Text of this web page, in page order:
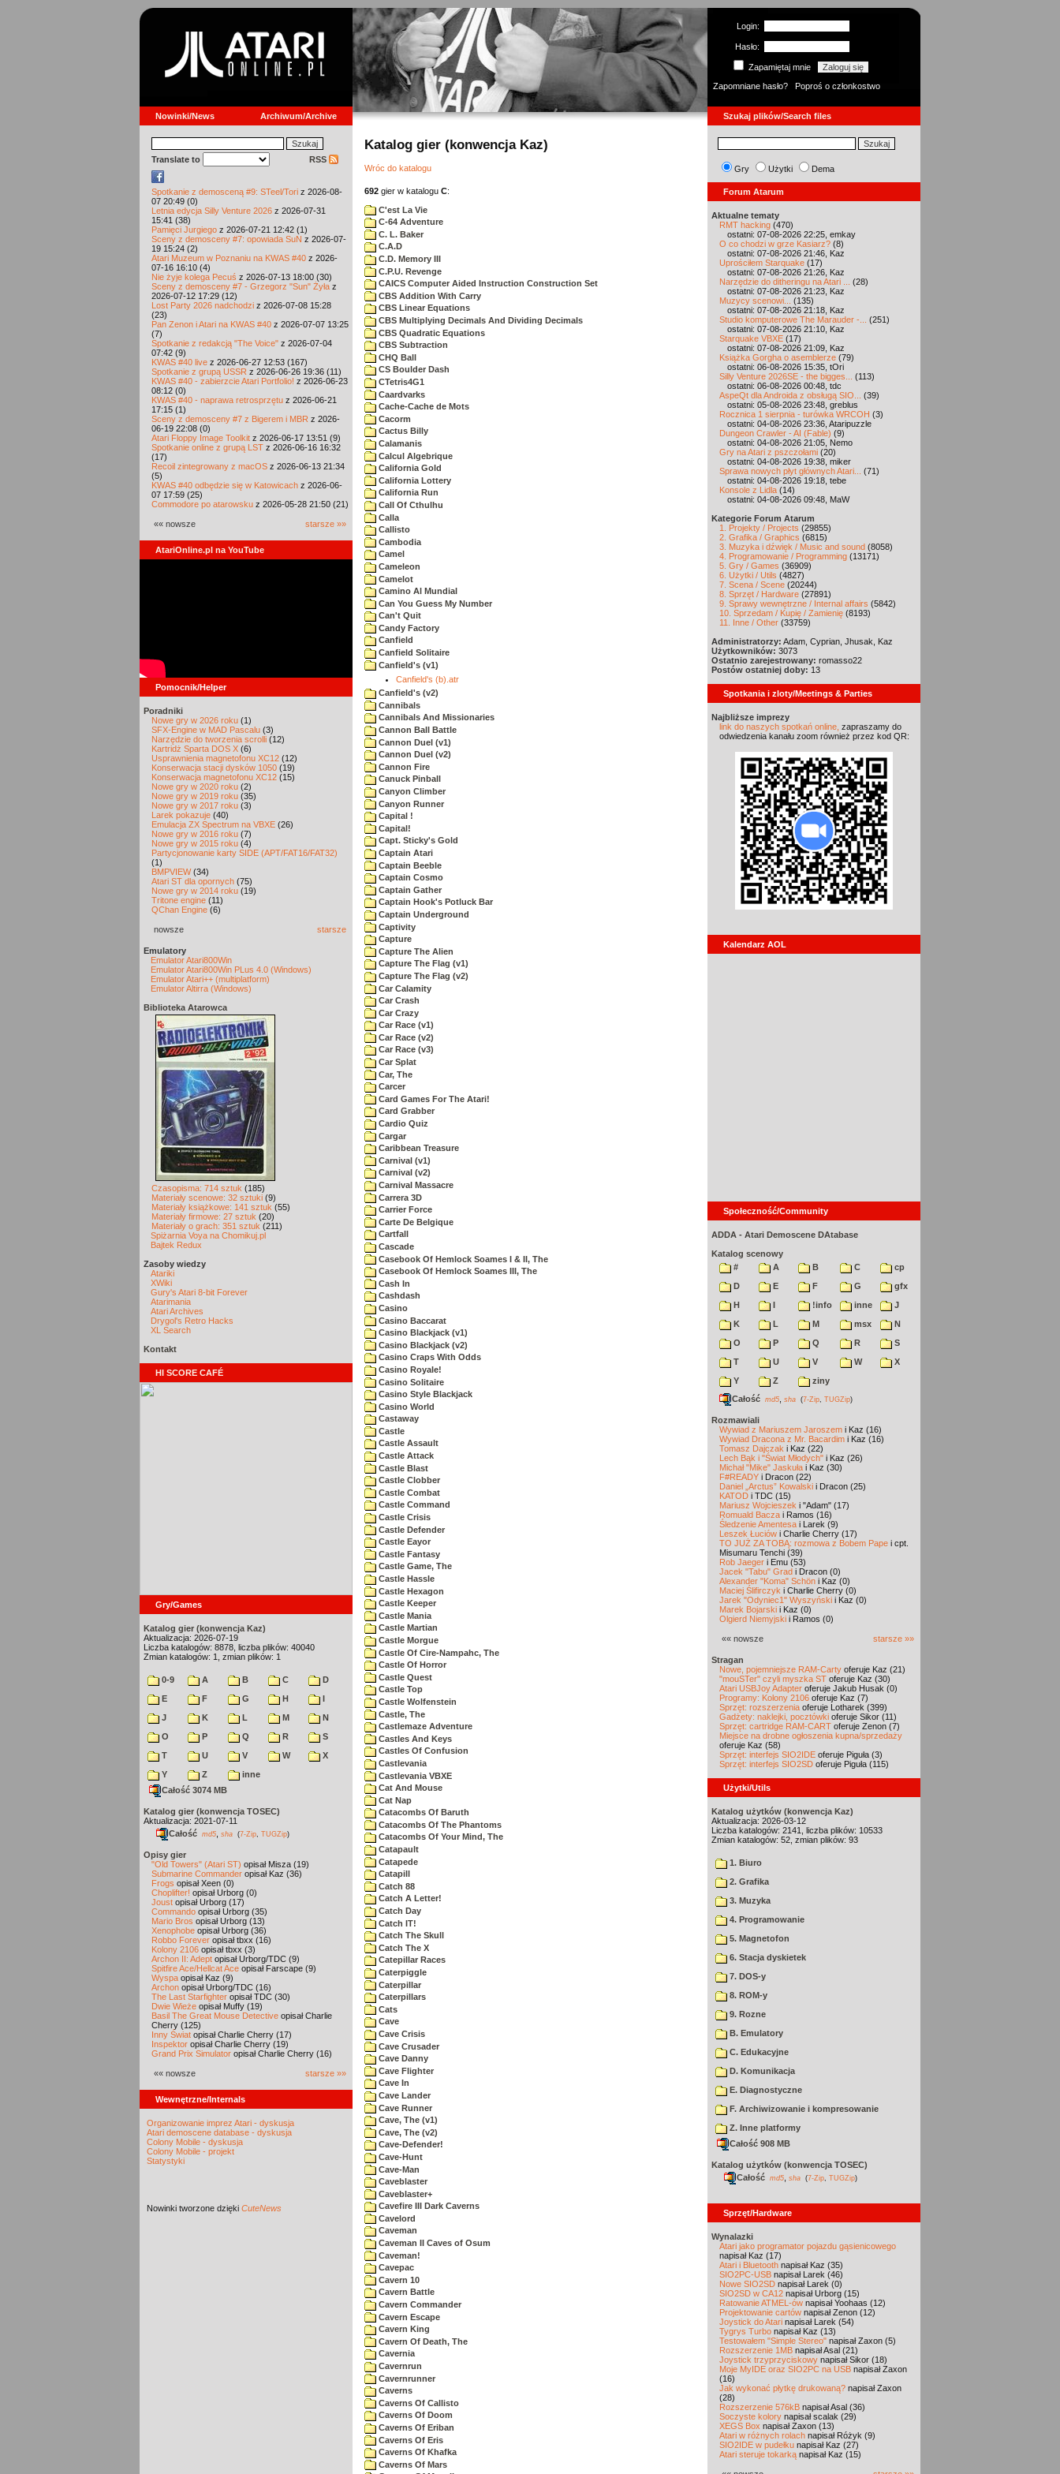
Login:
Hasło:
Zapamiętaj mnie
Zapomniane hasło?
Poproś o członkostwo
Nowinki/News Archiwum/Archive Szukaj plików/Search files
Translate to RSS
Spotkanie z demosceną #9: STeel/Tori z 2026-08-
07 20:49 (0)
Letnia edycja Silly Venture 2026 z 2026-07-31
15:41 (38)
Pamięci Jurgiego z 2026-07-21 12:42 (1)
Sceny z demosceny #7: opowiada SuN z 2026-07-
19 15:24 (2)
Atari Muzeum w Poznaniu na KWAS #40 z 2026-
07-16 16:10 (4)
Nie żyje kolega Pecuś z 2026-07-13 18:00 (30)
Sceny z demosceny #7 - Grzegorz "Sun" Żyła z
2026-07-12 17:29 (12)
Lost Party 2026 nadchodzi z 2026-07-08 15:28
(23)
Pan Zenon i Atari na KWAS #40 z 2026-07-07 13:25
(7)
Spotkanie z redakcją "The Voice" z 2026-07-04
07:42 (9)
KWAS #40 live z 2026-06-27 12:53 (167)
Spotkanie z grupą USSR z 2026-06-26 19:36 (11)
KWAS #40 - zabierzcie Atari Portfolio! z 2026-06-23
08:12 (0)
KWAS #40 - naprawa retrosprzętu z 2026-06-21
17:15 (1)
Sceny z demosceny #7 z Bigerem i MBR z 2026-
06-19 22:08 (0)
Atari Floppy Image Toolkit z 2026-06-17 13:51 (9)
Spotkanie online z grupą LST z 2026-06-16 16:32
(17)
Recoil zintegrowany z macOS z 2026-06-13 21:34
(5)
KWAS #40 odbędzie się w Katowicach z 2026-06-
07 17:59 (25)
Commodore po atarowsku z 2026-05-28 21:50 (21)
«« nowsze starsze »»
AtariOnline.pl na YouTube
Pomocnik/Helper
Poradniki
Nowe gry w 2026 roku (1)
SFX-Engine w MAD Pascalu (3)
Narzędzie do tworzenia scrolli (12)
Kartridż Sparta DOS X (6)
Usprawnienia magnetofonu XC12 (12)
Konserwacja stacji dysków 1050 (19)
Konserwacja magnetofonu XC12 (15)
Nowe gry w 2020 roku (2)
Nowe gry w 2019 roku (35)
Nowe gry w 2017 roku (3)
Larek pokazuje (40)
Emulacja ZX Spectrum na VBXE (26)
Nowe gry w 2016 roku (7)
Nowe gry w 2015 roku (4)
Partycjonowanie karty SIDE (APT/FAT16/FAT32)
(1)
BMPVIEW(34)
Atari ST dla opornych (75)
Nowe gry w 2014 roku (19)
Tritone engine (11)
QChan Engine (6)
nowsze starsze
Emulatory
Emulator Atari800Win
Emulator Atari800Win PLus 4.0 (Windows)
Emulator Atari++ (multiplatform)
Emulator Altirra (Windows)
Biblioteka Atarowca
Czasopisma: 714 sztuk (185)
Materiały scenowe: 32 sztuki (9)
Materiały książkowe: 141 sztuk (55)
Materiały firmowe: 27 sztuk (20)
Materiały o grach: 351 sztuk (211)
Spiżarnia Voya na Chomikuj.pl
Bajtek Redux
Zasoby wiedzy
Atariki
XWiki
Gury's Atari 8-bit Forever
Atarimania
Atari Archives
Drygol's Retro Hacks
XL Search
Kontakt
HI SCORE CAFÉ
Gry/Games
Katalog gier (konwencja Kaz)
Aktualizacja: 2026-07-19
Liczba katalogów: 8878, liczba plików: 40040
Zmian katalogów: 1, zmian plików: 1
0-9 A B C
D
E
F G H
I
J
K L M
N
O
P Q R
S
T
U V W
X
Y
Z
inne
Całość 3074 MB
Katalog gier (konwencja TOSEC)
Aktualizacja: 2021-07-11
Całość md5 sha (7-Zip TUGZip)
Opisy gier
"Old Towers" (Atari ST) opisał Misza (19)
Submarine Commander opisał Kaz (36)
Frogs opisał Xeen (0)
Choplifter! opisał Urborg (0)
Joust opisał Urborg (17)
Commando opisał Urborg (35)
Mario Bros opisał Urborg (13)
Xenophobe opisał Urborg (36)
Robbo Forever opisał tbxx (16)
Kolony 2106 opisał tbxx (3)
Archon II: Adept opisał Urborg/TDC (9)
Spitfire Ace/Hellcat Ace opisał Farscape (9)
Wyspa opisał Kaz (9)
Archon opisał Urborg/TDC (16)
The Last Starfighter opisał TDC (30)
Dwie Wieże opisał Muffy (19)
Basil The Great Mouse Detective opisał Charlie
Cherry (125)
Inny Świat opisał Charlie Cherry (17)
Inspektor opisał Charlie Cherry (19)
Grand Prix Simulator opisał Charlie Cherry (16)
«« nowsze starsze »»
Wewnętrzne/Internals
Organizowanie imprez Atari - dyskusja
Atari demoscene database - dyskusja
Colony Mobile - dyskusja
Colony Mobile - projekt
Statystyki
Nowinki tworzone dzięki CuteNews
Katalog gier (konwencja Kaz)
Wróc do katalogu
692 gier w katalogu C:
C'est La Vie
C-64 Adventure
C. L. Baker
C.A.D
C.D. Memory III
C.P.U. Revenge
CAICS Computer Aided Instruction Construction Set
CBS Addition With Carry
CBS Linear Equations
CBS Multiplying Decimals And Dividing Decimals
CBS Quadratic Equations
CBS Subtraction
CHQ Ball
CS Boulder Dash
CTetris4G1
Caardvarks
Cache-Cache de Mots
Cacorm
Cactus Billy
Calamanis
Calcul Algebrique
California Gold
California Lottery
California Run
Call Of Cthulhu
Calla
Callisto
Cambodia
Camel
Cameleon
Camelot
Camino Al Mundial
Can You Guess My Number
Can't Quit
Candy Factory
Canfield
Canfield Solitaire
Canfield's (v1)
Canfield's (b).atr
Canfield's (v2)
Cannibals
Cannibals And Missionaries
Cannon Ball Battle
Cannon Duel (v1)
Cannon Duel (v2)
Cannon Fire
Canuck Pinball
Canyon Climber
Canyon Runner
Capital !
Capital!
Capt. Sticky's Gold
Captain Atari
Captain Beeble
Captain Cosmo
Captain Gather
Captain Hook's Potluck Bar
Captain Underground
Captivity
Capture
Capture The Alien
Capture The Flag (v1)
Capture The Flag (v2)
Car Calamity
Car Crash
Car Crazy
Car Race (v1)
Car Race (v2)
Car Race (v3)
Car Splat
Car, The
Carcer
Card Games For The Atari!
Card Grabber
Cardio Quiz
Cargar
Caribbean Treasure
Carnival (v1)
Carnival (v2)
Carnival Massacre
Carrera 3D
Carrier Force
Carte De Belgique
Cartfall
Cascade
Casebook Of Hemlock Soames I & II, The
Casebook Of Hemlock Soames III, The
Cash In
Cashdash
Casino
Casino Baccarat
Casino Blackjack (v1)
Casino Blackjack (v2)
Casino Craps With Odds
Casino Royale!
Casino Solitaire
Casino Style Blackjack
Casino World
Castaway
Castle
Castle Assault
Castle Attack
Castle Blast
Castle Clobber
Castle Combat
Castle Command
Castle Crisis
Castle Defender
Castle Eayor
Castle Fantasy
Castle Game, The
Castle Hassle
Castle Hexagon
Castle Keeper
Castle Mania
Castle Martian
Castle Morgue
Castle Of Cire-Nampahc, The
Castle Of Horror
Castle Quest
Castle Top
Castle Wolfenstein
Castle, The
Castlemaze Adventure
Castles And Keys
Castles Of Confusion
Castlevania
Castlevania VBXE
Cat And Mouse
Cat Nap
Catacombs Of Baruth
Catacombs Of The Phantoms
Catacombs Of Your Mind, The
Catapault
Catapede
Catapill
Catch 88
Catch A Letter!
Catch Day
Catch IT!
Catch The Skull
Catch The X
Catepillar Races
Caterpiggle
Caterpillar
Caterpillars
Cats
Cave
Cave Crisis
Cave Crusader
Cave Danny
Cave Flighter
Cave In
Cave Lander
Cave Runner
Cave, The (v1)
Cave, The (v2)
Cave-Defender!
Cave-Hunt
Cave-Man
Caveblaster
Caveblaster+
Cavefire III Dark Caverns
Cavelord
Caveman
Caveman II Caves of Osum
Caveman!
Cavepac
Cavern 10
Cavern Battle
Cavern Commander
Cavern Escape
Cavern King
Cavern Of Death, The
Cavernia
Cavernrun
Cavernrunner
Caverns
Caverns Of Callisto
Caverns Of Doom
Caverns Of Eriban
Caverns Of Eris
Caverns Of Khafka
Caverns Of Mars
Gry Użytki Dema
Forum Atarum
Aktualne tematy
RMT hacking (470)
ostatni: 07-08-2026 22:25, emkay
O co chodzi w grze Kasiarz? (8)
ostatni: 07-08-2026 21:46, Kaz
Uprościłem Starquake (17)
ostatni: 07-08-2026 21:26, Kaz
Narzędzie do ditheringu na Atari ...
(28)
ostatni: 07-08-2026 21:23, Kaz
Muzycy scenowi...
(135)
ostatni: 07-08-2026 21:18, Kaz
Studio komputerowe The Marauder -...
(251)
ostatni: 07-08-2026 21:10, Kaz
Starquake VBXE (17)
ostatni: 07-08-2026 21:09, Kaz
Książka Gorgha o asemblerze (79)
ostatni: 06-08-2026 15:35, tOri
Silly Venture 2026SE - the bigges...
(113)
ostatni: 06-08-2026 00:48, tdc
AspeQt dla Androida z obsługą SIO...
(39)
ostatni: 05-08-2026 23:48, greblus
Rocznica 1 sierpnia - turówka WRCOH (3)
ostatni: 04-08-2026 23:36, Ataripuzzle
Dungeon Crawler - AI (Fable) (9)
ostatni: 04-08-2026 21:05, Nemo
Gry na Atari z pszczołami (20)
ostatni: 04-08-2026 19:38, miker
Sprawa nowych płyt głównych Atari...
(71)
ostatni: 04-08-2026 19:18, tebe
Konsole z Lidla (14)
ostatni: 04-08-2026 09:48, MaW
Kategorie Forum Atarum
1. Projekty / Projects (29855)
2. Grafika / Graphics (6815)
3. Muzyka i dźwięk / Music and sound (8058)
4. Programowanie / Programming (13171)
5. Gry / Games (36909)
6. Użytki / Utils (4827)
7. Scena / Scene (20244)
8. Sprzęt / Hardware (27891)
9. Sprawy wewnętrzne / Internal affairs (5842)
10. Sprzedam / Kupię / Zamienię (8193)
11. Inne / Other (33759)
Administratorzy: Adam, Cyprian, Jhusak, Kaz
Użytkowników: 3073
Ostatnio zarejestrowany: romasso22
Postów ostatniej doby: 13
Spotkania i zloty/Meetings & Parties
Najbliższe imprezy
link do naszych spotkań online, zapraszamy do
odwiedzenia kanału zoom również przez kod QR:
Kalendarz AOL
Społeczność/Community
ADDA - Atari Demoscene DAtabase
Katalog scenowy
#
A B C
cp
D
E F G
gfx
H
I !info inne
J
K
L M msx
N
O
P Q R
S
T
U V W
X
Y
Z
ziny
Całość md5 sha (7-Zip TUGZip)
Rozmawiali
Wywiad z Mariuszem Jaroszem i Kaz (16)
Wywiad Dracona z Mr. Bacardim i Kaz (16)
Tomasz Dajczak i Kaz (22)
Lech Bąk i "Świat Młodych" i Kaz (26)
Michał "Mike" Jaskuła i Kaz (30)
F#READY i Dracon (22)
Daniel „Arctus” Kowalski i Dracon (25)
KATOD i TDC (15)
Mariusz Wojcieszek i "Adam" (17)
Romuald Bacza i Ramos (16)
Śledzenie Amentesa i Larek (9)
Leszek Łuciów i Charlie Cherry (17)
TO JUŻ ZA TOBĄ: rozmowa z Bobem Pape i cpt.
Misumaru Tenchi (39)
Rob Jaeger i Emu (53)
Jacek "Tabu" Grad i Dracon (0)
Alexander "Koma" Schön i Kaz (0)
Maciej Ślifirczyk i Charlie Cherry (0)
Jarek "Odyniec1" Wyszyński i Kaz (0)
Marek Bojarski i Kaz (0)
Olgierd Niemyjski i Ramos (0)
«« nowsze starsze »»
Stragan
Nowe, pojemniejsze RAM-Carty oferuje Kaz (21)
"mouSTer" czyli myszka ST oferuje Kaz (30)
Atari USBJoy Adapter oferuje Jakub Husak (0)
Programy: Kolony 2106 oferuje Kaz (7)
Sprzęt: rozszerzenia oferuje Lotharek (399)
Gadżety: naklejki, pocztówki oferuje Sikor (11)
Sprzęt: cartridge RAM-CART oferuje Zenon (7)
Miejsce na drobne ogłoszenia kupna/sprzedaży
oferuje Kaz (58)
Sprzęt: interfejs SIO2IDE oferuje Piguła (3)
Sprzęt: interfejs SIO2SD oferuje Piguła (115)
Użytki/Utils
Katalog użytków (konwencja Kaz)
Aktualizacja: 2026-03-12
Liczba katalogów: 2141, liczba plików: 10533
Zmian katalogów: 52, zmian plików: 93
1. Biuro
2. Grafika
3. Muzyka
4. Programowanie
5. Magnetofon
6. Stacja dyskietek
7. DOS-y
8. ROM-y
9. Rozne
B. Emulatory
C. Edukacyjne
D. Komunikacja
E. Diagnostyczne
F. Archiwizowanie i kompresowanie
Z. Inne platformy
Całość 908 MB
Katalog użytków (konwencja TOSEC)
Całość md5 sha (7-Zip TUGZip)
Sprzęt/Hardware
Wynalazki
Atari jako programator pojazdu gąsienicowego
napisał Kaz (17)
Atari i Bluetooth napisał Kaz (35)
SIO2PC-USB napisał Larek (46)
Nowe SIO2SD napisał Larek (0)
SIO2SD w CA12 napisał Urborg (15)
Ratowanie ATMEL-ów napisał Yoohaas (12)
Projektowanie cartów napisał Zenon (12)
Joystick do Atari napisał Larek (54)
Tygrys Turbo napisał Kaz (13)
Testowałem "Simple Stereo" napisał Zaxon (5)
Rozszerzenie 1MB napisał Asal (21)
Joystick trzyprzyciskowy napisał Sikor (18)
Moje MyIDE oraz SIO2PC na USB napisał Zaxon
(16)
Jak wykonać płytkę drukowaną? napisał Zaxon
(28)
Rozszerzenie 576kB napisał Asal (36)
Soczyste kolory napisał scalak (29)
XEGS Box napisał Zaxon (13)
Atari w różnych rolach napisał Różyk (9)
SIO2IDE w pudełku napisał Kaz (27)
Atari steruje tokarką napisał Kaz (15)